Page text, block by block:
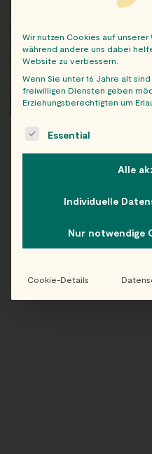
WIEN
Folge uns auf
Wir nutzen Cookies auf unserer
während andere uns dabei
Website zu verbessern.
Wenn Sie unter 16 Jahre alt
freiwilligen Diensten geben
Erziehungsberechtigten um
The following is a list of
Essential
Alle
Individuelle
Nur notwendige
Cookie-Details